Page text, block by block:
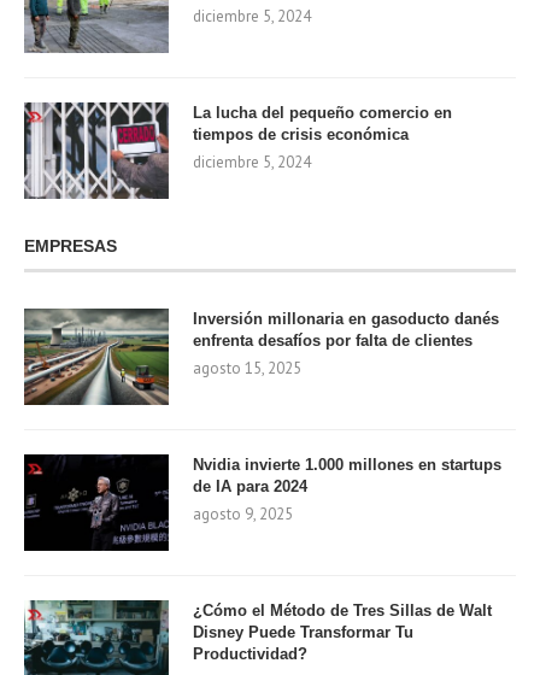
diciembre 5, 2024
La lucha del pequeño comercio en
tiempos de crisis económica
diciembre 5, 2024
EMPRESAS
Inversión millonaria en gasoducto danés
enfrenta desafíos por falta de clientes
agosto 15, 2025
Nvidia invierte 1.000 millones en startups
de IA para 2024
agosto 9, 2025
¿Cómo el Método de Tres Sillas de Walt
Disney Puede Transformar Tu
Productividad?